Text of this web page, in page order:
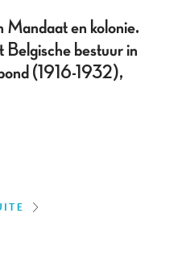
Mandaat en kolonie.
Belgische bestuur in
(1916-1932),